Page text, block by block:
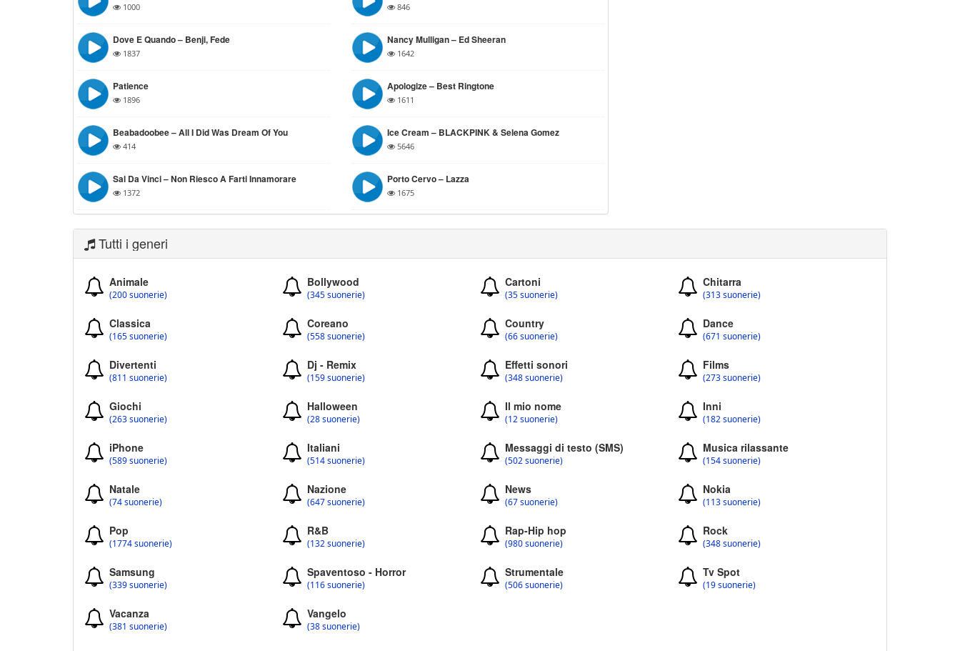
1000 846
Dove E Quando – Benji, Fede
1837
Nancy Mulligan – Ed Sheeran
1642
Patience
1896
Apologize – Best Ringtone
1611
Beabadoobee – All I Did Was Dream Of You
414
Ice Cream – BLACKPINK & Selena Gomez
5646
Sal Da Vinci – Non Riesco A Farti Innamorare
1372
Porto Cervo – Lazza
1675
Tutti i generi
Animale
(200 suonerie)
Bollywood
(345 suonerie)
Cartoni
(35 suonerie)
Chitarra
(313 suonerie)
Classica
(165 suonerie)
Coreano
(558 suonerie)
Country
(66 suonerie)
Dance
(671 suonerie)
Divertenti
(811 suonerie)
Dj - Remix
(159 suonerie)
Effetti sonori
(348 suonerie)
Films
(273 suonerie)
Giochi
(263 suonerie)
Halloween
(28 suonerie)
Il mio nome
(12 suonerie)
Inni
(182 suonerie)
iPhone
(589 suonerie)
Italiani
(514 suonerie)
Messaggi di testo (SMS)
(502 suonerie)
Musica rilassante
(154 suonerie)
Natale
(74 suonerie)
Nazione
(647 suonerie)
News
(67 suonerie)
Nokia
(113 suonerie)
Pop
(1774 suonerie)
R&B
(132 suonerie)
Rap-Hip hop
(980 suonerie)
Rock
(348 suonerie)
Samsung
(339 suonerie)
Spaventoso - Horror
(116 suonerie)
Strumentale
(506 suonerie)
Tv Spot
(19 suonerie)
Vacanza
(381 suonerie)
Vangelo
(38 suonerie)